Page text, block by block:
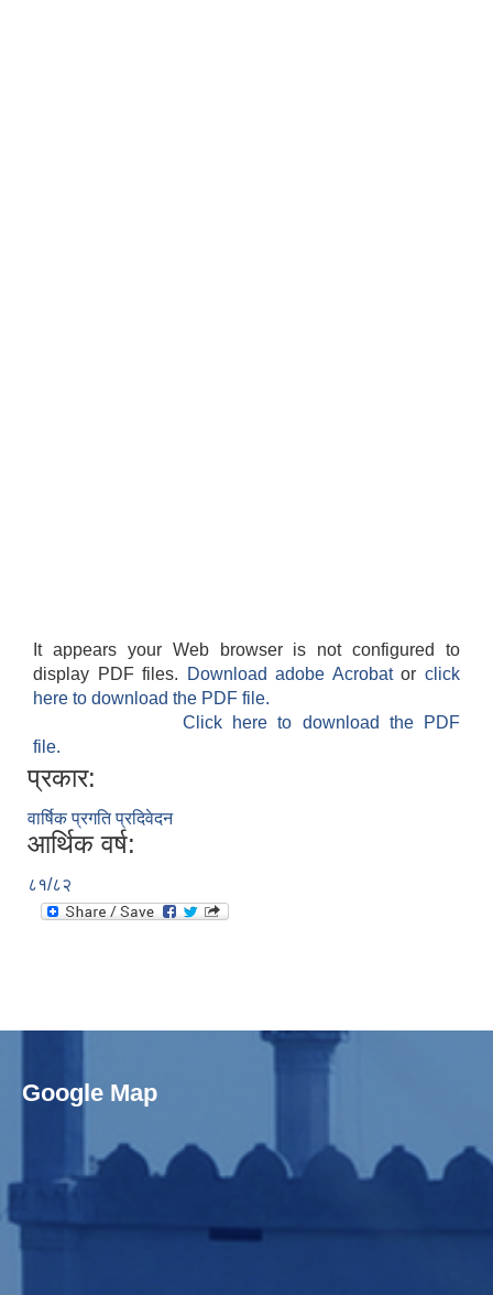
It appears your Web browser is not configured to
display PDF files.
Download adobe Acrobatorclick
here to download the PDF file.
Click here to download the PDF
file.
प्रकार:
वार्षिक प्रगति प्रदिवेदन
आर्थिक वर्ष:
८१/८२
Google Map